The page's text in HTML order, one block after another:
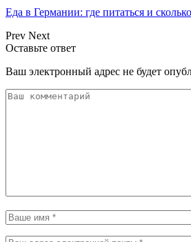
Еда в Германии: где питаться и
Prev Next
Оставьте ответ
Ваш электронный адрес не будет